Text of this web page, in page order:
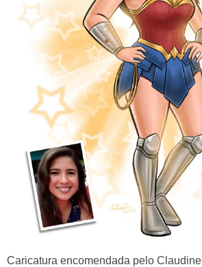
Caricatura encomendada pelo